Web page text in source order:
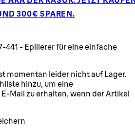
300€ SPAREN.
441 - Epilierer für eine einfache
momentan leider nicht auf Lager.
hinzu, um eine
Mail zu erhalten, wenn der Artikel